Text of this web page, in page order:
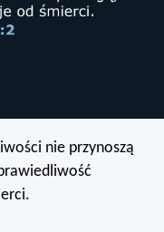
nie przynoszą